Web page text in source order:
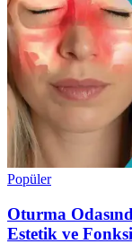
Popüler
Oturma
Estetik ve